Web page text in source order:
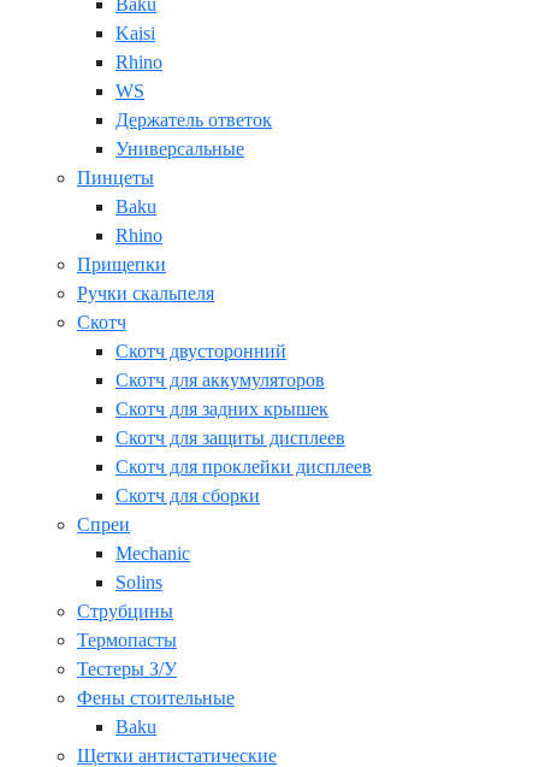
Baku
Kaisi
Rhino
WS
Держатель ответок
Универсальные
Пинцеты
Baku
Rhino
Прищепки
Ручки скальпеля
Скотч
Скотч двусторонний
Скотч для аккумуляторов
Скотч для задних крышек
Скотч для защиты дисплеев
Скотч для проклейки дисплеев
Скотч для сборки
Спреи
Mechanic
Solins
Струбцины
Термопасты
Тестеры З/У
Фены стоительные
Baku
Щетки антистатические